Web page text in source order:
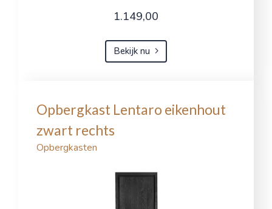
1.149,00
Bekijk nu
Opbergkast Lentaro eikenhout
zwart rechts
Opbergkasten